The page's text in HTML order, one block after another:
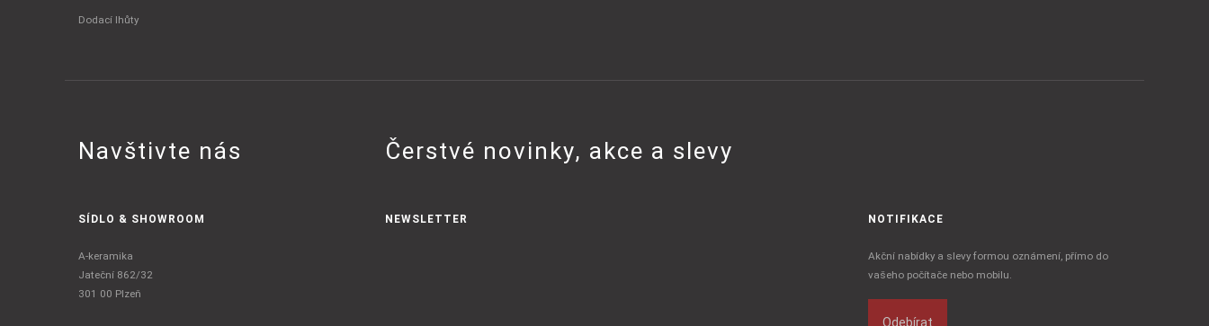
Dodací lhůty
Navštivte nás Čerstvé novinky, akce a slevy
SÍDLO & SHOWROOM
A-keramika
Jateční 862/32
301 00 Plzeň
NEWSLETTER NOTIFIKACE
Akční nabídky a slevy formou oznámení, přímo do
vašeho počítače nebo mobilu.
Odebírat